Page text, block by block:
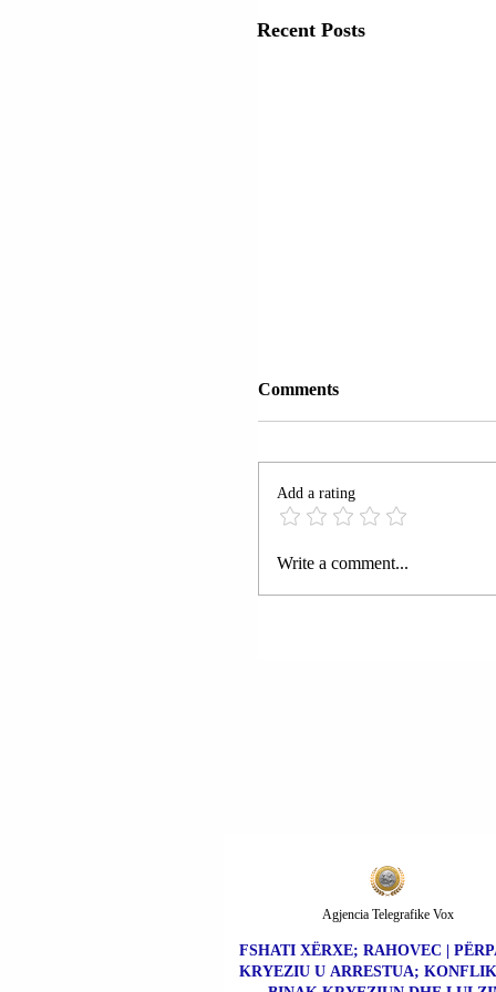
Recent Posts
SHBA-ës ANULUAN
LICENCËN E SHITJES
NAFTËS IRANIANE.
anulojnë (revokojnë)
iranian të 21 qershorit për
Comments
Add a rating
Write a comment...
FSHATI XËRXE; RAHOVEC |
KRYEZIU U ARRESTUA;
Agjencia Telegrafike Vox